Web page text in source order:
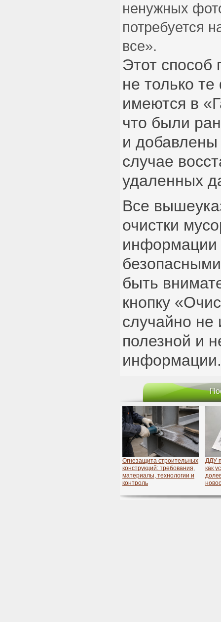
ненужных
потребуется
все».
Этот способ
не только
имеются в
что были
и добавлены
случае
удаленных
Все
очистки
информации
быть
кнопку
случайно не
полезной и
информации.
Огнезащита строительных
конструкций: требования,
материалы, технологии и
контроль
ДДУ
как